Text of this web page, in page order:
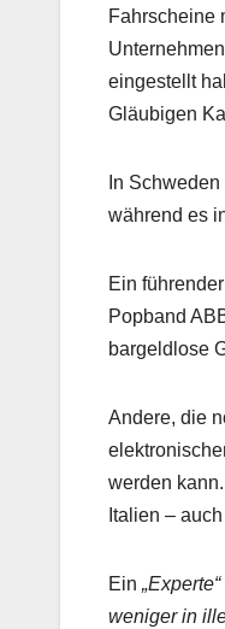
Fahrscheine
eingestellt
Gläubigen
In
während es
Ein
Popband
bargeldlose
Andere, die
werden
Italien –
Ein „Experte“
weniger in